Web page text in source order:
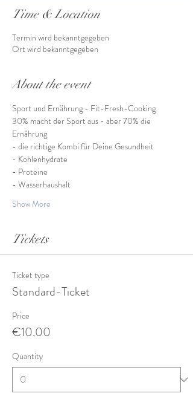
Time & Location
Termin wird bekanntgegeben
Ort wird bekanntgegeben
About the event
Sport und Ernährung - Fit-Fresh-Cooking
30% macht der Sport aus - aber 70% die
Ernährung
- die richtige Kombi für Deine Gesundheit
- Kohlenhydrate
- Proteine
- Wasserhaushalt
Show More
Tickets
Ticket type
Standard-Ticket
Price
€10.00
Quantity